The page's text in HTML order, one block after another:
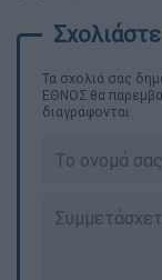
Τα σχολιά σας
ΕΘΝΟΣ θα
διαγράφονται